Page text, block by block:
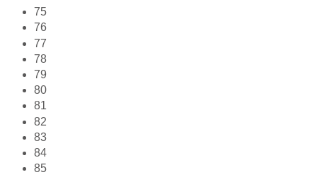
75
76
77
78
79
80
81
82
83
84
85